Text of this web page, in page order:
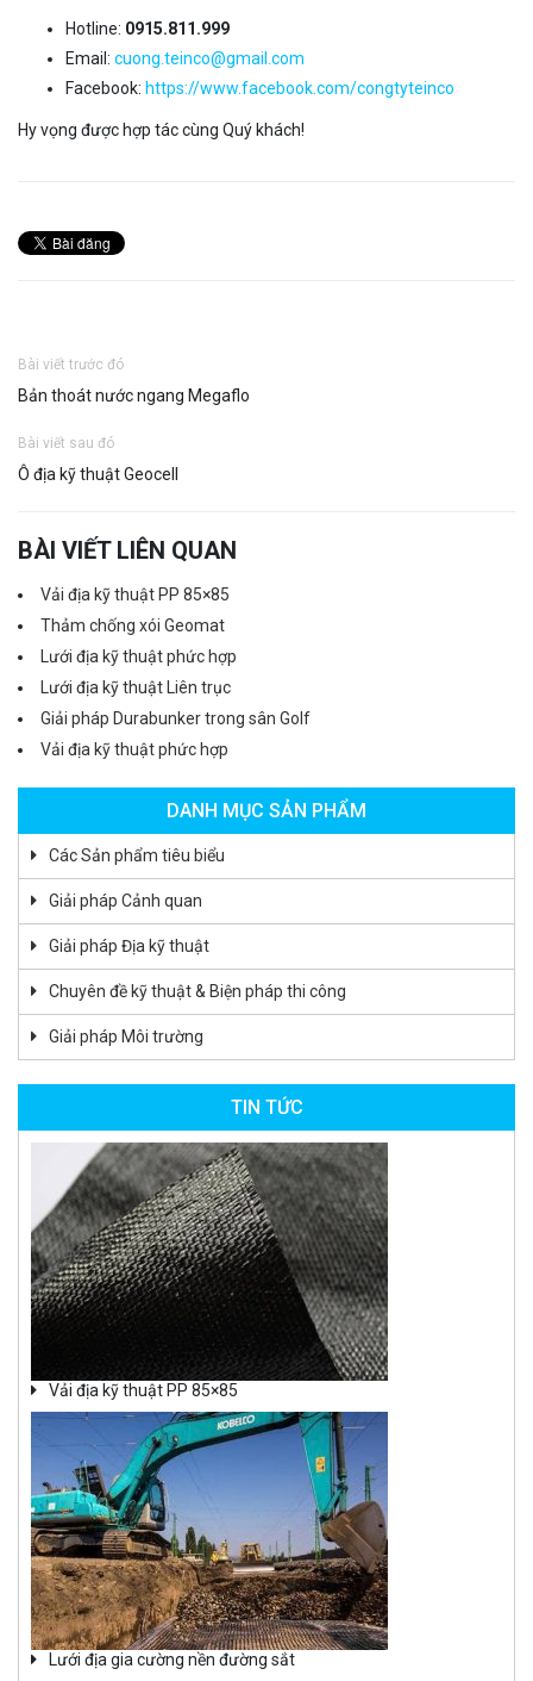
Hotline: 0915.811.999
Email: cuong.teinco@gmail.com
Facebook: https://www.facebook.com/congtyteinco
Hy vọng được hợp tác cùng Quý khách!
Bài viết trước đó
Bản thoát nước ngang Megaflo
Bài viết sau đó
Ô địa kỹ thuật Geocell
BÀI VIẾT LIÊN QUAN
Vải địa kỹ thuật PP 85×85
Thảm chống xói Geomat
Lưới địa kỹ thuật phức hợp
Lưới địa kỹ thuật Liên trục
Giải pháp Durabunker trong sân Golf
Vải địa kỹ thuật phức hợp
DANH MỤC SẢN PHẨM
Các Sản phẩm tiêu biểu
Giải pháp Cảnh quan
Giải pháp Địa kỹ thuật
Chuyên đề kỹ thuật & Biện pháp thi công
Giải pháp Môi trường
TIN TỨC
Vải địa kỹ thuật PP 85×85
Lưới địa gia cường nền đường sắt